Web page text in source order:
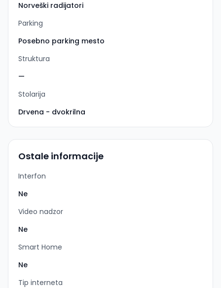
Norveški radijatori
Parking
Posebno parking mesto
Struktura
—
Stolarija
Drvena - dvokrilna
Ostale informacije
Interfon
Ne
Video nadzor
Ne
Smart Home
Ne
Tip interneta